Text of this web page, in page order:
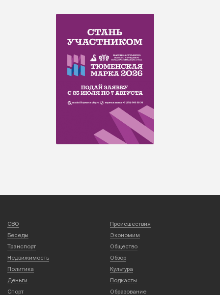
СВО
Происшествия
Беседы
Экономим
Транспорт
Общество
Недвижимость
Обзор
Политика
Культура
Деньги
Подкасты
Спорт
Образование